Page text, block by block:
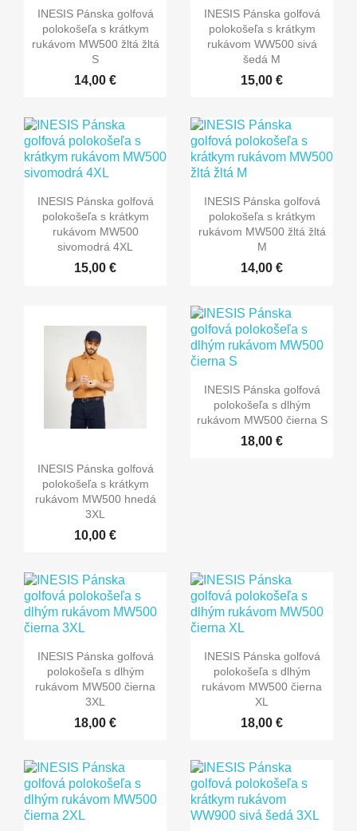
INESIS Pánska golfová
polokošeľa s krátkym
rukávom MW500 žltá žltá
S
14,00 €
INESIS Pánska golfová
polokošeľa s krátkym
rukávom WW500 sivá
šedá M
15,00 €
INESIS Pánska golfová
polokošeľa s krátkym
rukávom MW500
sivomodrá 4XL
15,00 €
INESIS Pánska golfová
polokošeľa s krátkym
rukávom MW500 žltá žltá
M
14,00 €
INESIS Pánska golfová
polokošeľa s krátkym
rukávom MW500 hnedá
3XL
10,00 €
INESIS Pánska golfová
polokošeľa s dlhým
rukávom MW500 čierna S
18,00 €
INESIS Pánska golfová
polokošeľa s dlhým
rukávom MW500 čierna
3XL
18,00 €
INESIS Pánska golfová
polokošeľa s dlhým
rukávom MW500 čierna
XL
18,00 €